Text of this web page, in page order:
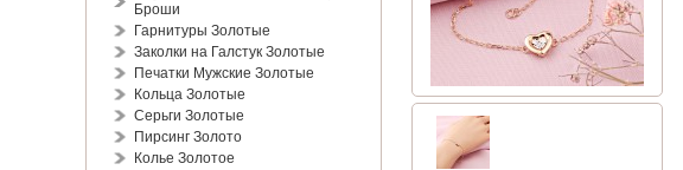
Броши
Гарнитуры Золотые
Заколки на Галстук Золотые
Печатки Мужские Золотые
Кольца Золотые
Серьги Золотые
Пирсинг Золото
Колье Золотое